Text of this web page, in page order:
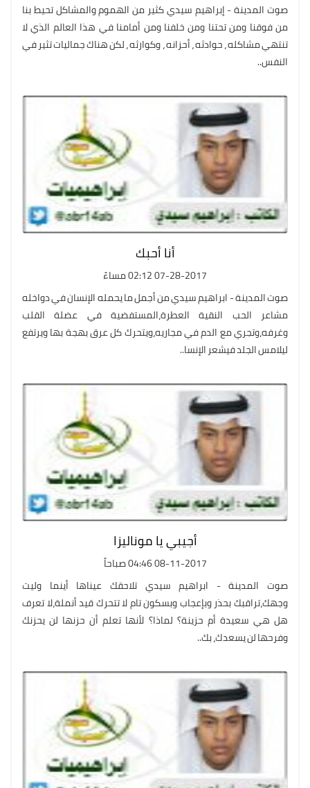
صوت المدينة - إبراهيم سيدي كثير من الهموم والمشاكل تحيط بنا
من فوقنا ومن تحتنا ومن خلفنا ومن أمامنا في هذا العالم الذي لا
تنتهي مشاكله ، حوادثه ، أحزانه ، وكوارثه ، لكن هناك جماليات تثير في
النفس..
أنا أحبك
07-28-2017 02:12 مساءً
صوت المدينة - ابراهيم سيدي من أجمل ما يحمله الإنسان في دواخله
مشاعر الحب النقية العطرة،المستفضية في عضلة القلب
وغرفه،وتجري مع الدم في مجاريه،ويتحرك كل عرق بهجة بها ويرتفع
ليلامس الجلد فيشعر الإنسا..
أجيبي يا موناليزا
08-11-2017 04:46 صباحاً
صوت المدينة - ابراهيم سيدي تلاحقك عيناها أينما وليت
وجهك،تراقبك بحذر وبإعجاب وبسكون تام لا تتحرك قيد أنملة،لا تعرف
هل هي سعيدة أم حزينة؟ لماذا؟ لأنها تعلم أن حزنها لن يحزنك
وفرحها لن يسعدك، بك..